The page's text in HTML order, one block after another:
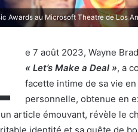
Awards au Microsoft Theatre de Los
e 7 août 2023, Wayne
« Let’s Make a Deal », a
facette intime de sa vie
personnelle, obtenue en
article émouvant, révèle le